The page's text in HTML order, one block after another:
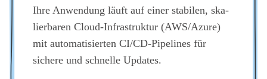
Ihre Anwen­dung läuft auf einer sta­bi­len, ska­
lier­ba­ren Cloud-Infra­struk­tur (AWS/Azure)
mit auto­ma­ti­sier­ten CI/CD-Pipe­lines für
siche­re und schnel­le Updates.